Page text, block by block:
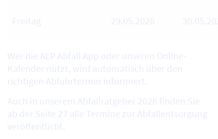
Freitag 29.05.2026
Wer die ALP Abfall App oder unseren Online-
Kalender nutzt, wird automatisch über den
richtigen Abfuhrtermin informiert.
Auch in unserem Abfallratgeber 2026 finden Sie
ab der Seite 27 alle Termine zur Abfallentsorgung
veröffentlicht.